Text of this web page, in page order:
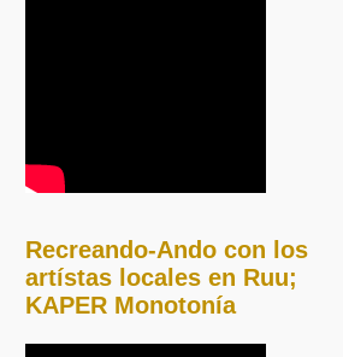
Recreando-Ando con los
artístas locales en Ruu;
KAPER Monotonía